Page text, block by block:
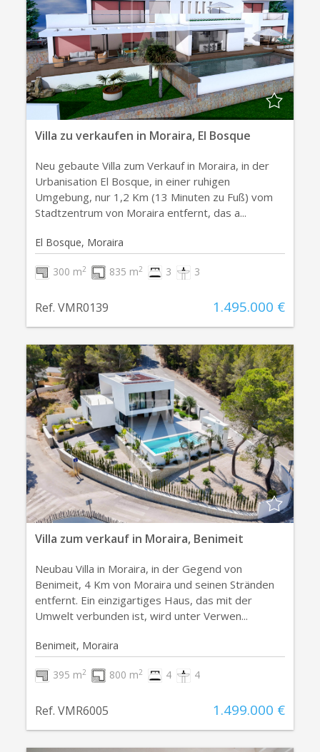
Villa zu verkaufen in Moraira, El Bosque
Neu gebaute Villa zum Verkauf in Moraira, in der
Urbanisation El Bosque, in einer ruhigen
Umgebung, nur 1,2 Km (13 Minuten zu Fuß) vom
Stadtzentrum von Moraira entfernt, das a...
El Bosque, Moraira
300 m2 835 m2 3 3
Ref. VMR0139 1.495.000 €
Villa zum verkauf in Moraira, Benimeit
Neubau Villa in Moraira, in der Gegend von
Benimeit, 4 Km von Moraira und seinen Stränden
entfernt. Ein einzigartiges Haus, das mit der
Umwelt verbunden ist, wird unter Verwen...
Benimeit, Moraira
395 m2 800 m2 4 4
Ref. VMR6005 1.499.000 €